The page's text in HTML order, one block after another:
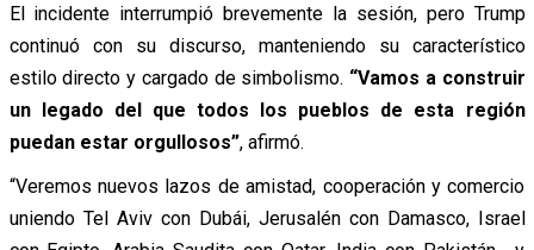
El incidente interrumpió brevemente la sesión, pero Trump
continuó con su discurso, manteniendo su característico
estilo directo y cargado de simbolismo. “Vamos a construir
un legado del que todos los pueblos de esta región
puedan estar orgullosos”, afirmó.
“Veremos nuevos lazos de amistad, cooperación y comercio
uniendo Tel Aviv con Dubái, Jerusalén con Damasco, Israel